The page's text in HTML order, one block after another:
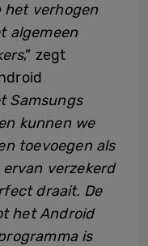
het verhogen
algemeen
,” zegt
Samsungs
kunnen we
toevoegen als
verzekerd
draait. De
het Android
is